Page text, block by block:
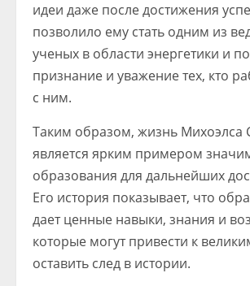
идеи даже после достижения
позволило ему стать одним из
ученых в области энергетики и
признание и уважение тех, кто
с ним.
Таким образом, жизнь Михоэлса
является ярким примером
образования для дальнейших
Его история показывает, что
дает ценные навыки, знания и
которые могут привести к
оставить след в истории.